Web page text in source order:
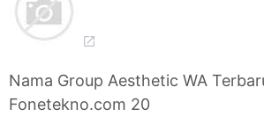
Nama Group Aesthetic WA
Fonetekno.com 20